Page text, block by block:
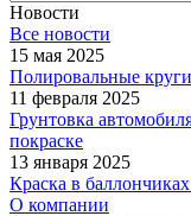
Новости
Все новости
15 мая 2025
Полировальные
11 февраля 2025
Грунтовка
покраске
13 января 2025
Краска в
О компании